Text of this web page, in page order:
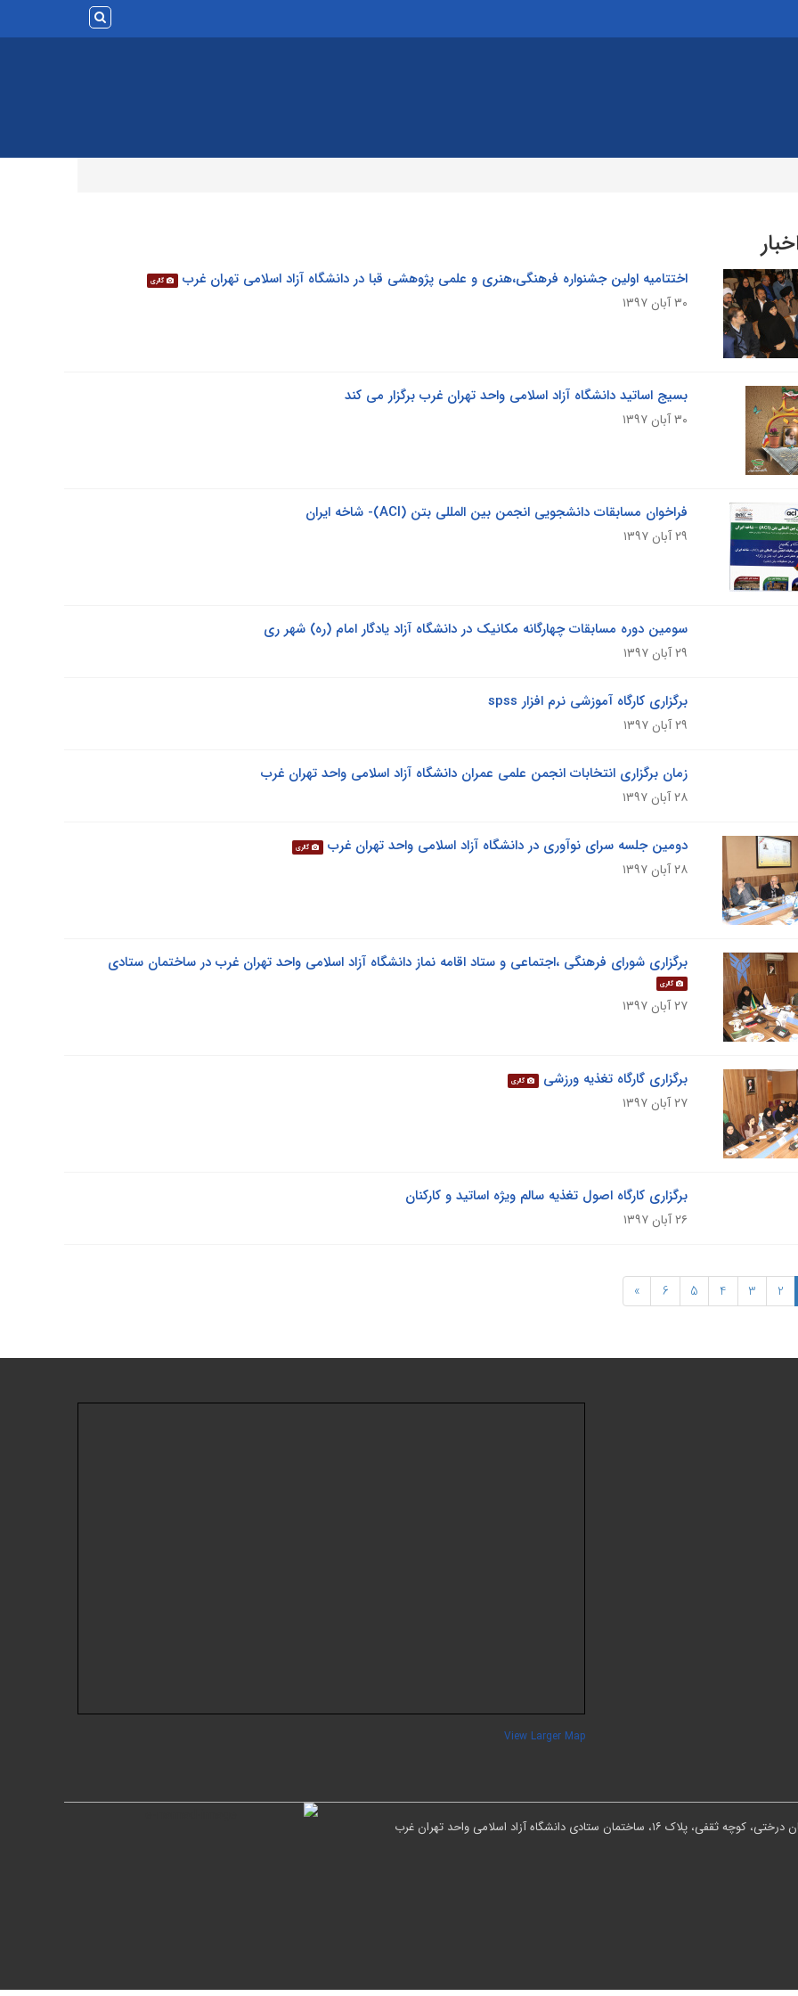
اختتامیه اولین جشنواره فرهنگی،هنری و علمی پژوهشی قبا در دانشگاه آزاد اسلامی تهران غرب گالری
۳۰ آبان ۱۳۹۷
بسیج اساتید دانشگاه آزاد اسلامی واحد تهران غرب برگزار می کند
۳۰ آبان ۱۳۹۷
فراخوان مسابقات دانشجویی انجمن بین المللی بتن (ACI)- شاخه ایران
۲۹ آبان ۱۳۹۷
سومین دوره مسابقات چهارگانه مکانیک در دانشگاه آزاد یادگار امام (ره) شهر ری
۲۹ آبان ۱۳۹۷
برگزاری کارگاه آموزشی نرم افزار spss
۲۹ آبان ۱۳۹۷
زمان برگزاری انتخابات انجمن علمی عمران دانشگاه آزاد اسلامی واحد تهران غرب
۲۸ آبان ۱۳۹۷
دومین جلسه سرای نوآوری در دانشگاه آزاد اسلامی واحد تهران غرب گالری
۲۸ آبان ۱۳۹۷
برگزاری شورای فرهنگی ،اجتماعی و ستاد اقامه نماز دانشگاه آزاد اسلامی واحد تهران غرب در ساختمان ستادی
گالری
۲۷ آبان ۱۳۹۷
برگزاری گارگاه تغذیه ورزشی گالری
۲۷ آبان ۱۳۹۷
برگزاری کارگاه اصول تغذیه سالم ویژه اساتید و کارکنان
۲۶ آبان ۱۳۹۷
2
3
4
5
6
»
View Larger Map
ستادی دانشگاه آزاد اسلامی واحد تهران غرب